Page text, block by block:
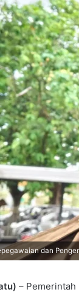
dan
– Pemerintah